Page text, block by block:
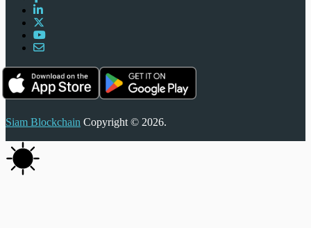
Siam Blockchain Copyright © 2026.